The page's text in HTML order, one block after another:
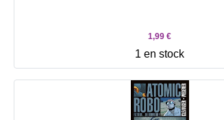
1,99 €
1 en stock